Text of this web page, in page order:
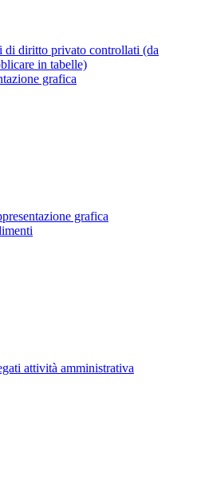
di diritto privato controllati (da
in tabelle)
grafica
grafica
attività amministrativa